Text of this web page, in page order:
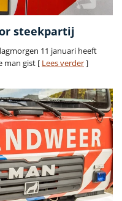
steekpartij
11 januari heeft
man gist [ Lees verder]